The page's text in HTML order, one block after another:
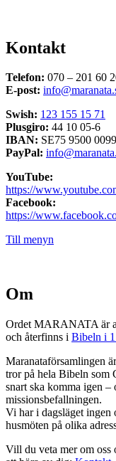
Kontakt
Telefon: 070 – 201 60
E-post:
Swish: 123 155 15 71
Plusgiro: 44 10 05-6
IBAN: SE75 9500
PayPal:
YouTube:
https://
Facebook:
https://
Till menyn
Om
Ordet MARANATA är
och återfinns i Bibeln i
Maranataförsamlingen
tror på hela Bibeln som
snart ska komma igen –
missionsbefallningen.
Vi har i dagsläget ingen
husmöten på olika
Vill du veta mer om oss